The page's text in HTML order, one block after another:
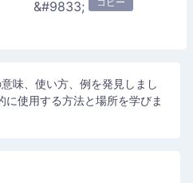
&#9833;
味、使い方、例を発見しまし
に使用する方法と場所を学びま